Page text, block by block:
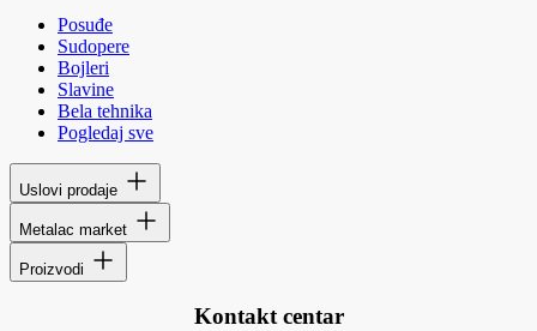
Posuđe
Sudopere
Bojleri
Slavine
Bela tehnika
Pogledaj sve
Uslovi prodaje
Metalac market
Proizvodi
Kontakt centar